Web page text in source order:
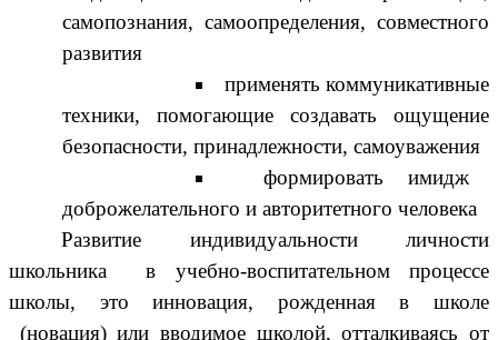
самопознания, самоопределения, совместного
развития
применять коммуникативные
техники, помогающие создавать ощущение
безопасности, принадлежности, самоуважения
формировать имидж
доброжелательного и авторитетного человека
Развитие индивидуальности личности
школьника в учебно-воспитательном процессе
школы, это инновация, рожденная в школе
(новация) или вводимое школой, отталкиваясь от